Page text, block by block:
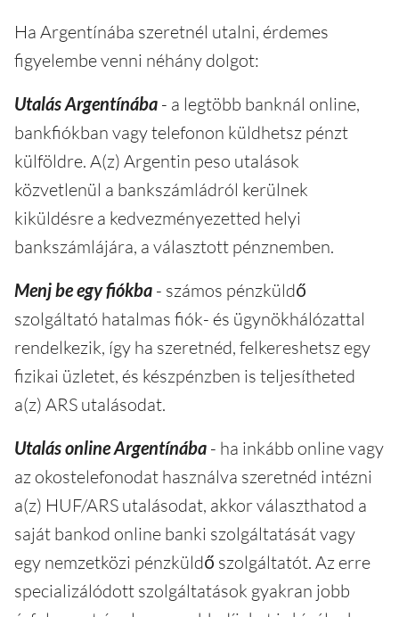
Ha Argentínába szeretnél utalni, érdemes
figyelembe venni néhány dolgot:
Utalás Argentínába - a legtöbb banknál online,
bankfiókban vagy telefonon küldhetsz pénzt
külföldre. A(z) Argentin peso utalások
közvetlenül a bankszámládról kerülnek
kiküldésre a kedvezményezetted helyi
bankszámlájára, a választott pénznemben.
Menj be egy fiókba - számos pénzküldő
szolgáltató hatalmas fiók- és ügynökhálózattal
rendelkezik, így ha szeretnéd, felkereshetsz egy
fizikai üzletet, és készpénzben is teljesítheted
a(z) ARS utalásodat.
Utalás online Argentínába - ha inkább online vagy
az okostelefonodat használva szeretnéd intézni
a(z) HUF/ARS utalásodat, akkor választhatod a
saját bankod online banki szolgáltatását vagy
egy nemzetközi pénzküldő szolgáltatót. Az erre
specializálódott szolgáltatások gyakran jobb